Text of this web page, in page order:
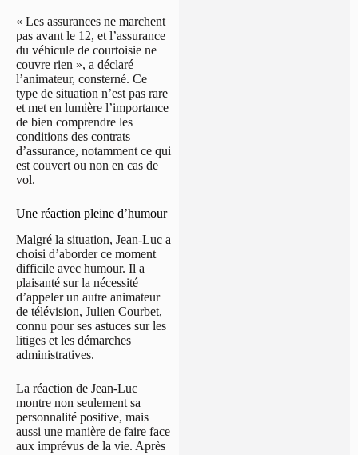
« Les assurances ne marchent
pas avant le 12, et l’assurance
du véhicule de courtoisie ne
couvre rien », a déclaré
l’animateur, consterné. Ce
type de situation n’est pas rare
et met en lumière l’importance
de bien comprendre les
conditions des contrats
d’assurance, notamment ce qui
est couvert ou non en cas de
vol.
Une réaction pleine d’humour
Malgré la situation, Jean-Luc a
choisi d’aborder ce moment
difficile avec humour. Il a
plaisanté sur la nécessité
d’appeler un autre animateur
de télévision, Julien Courbet,
connu pour ses astuces sur les
litiges et les démarches
administratives.
La réaction de Jean-Luc
montre non seulement sa
personnalité positive, mais
aussi une manière de faire face
aux imprévus de la vie. Après